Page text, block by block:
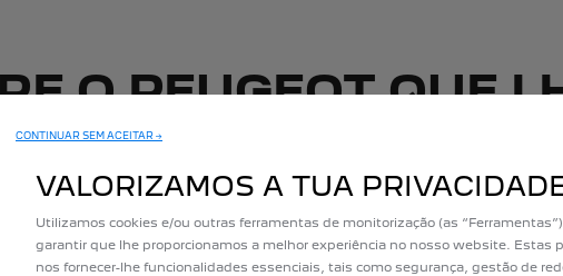
O PEUGEOT QUE
Descubra toda a gama e encomende online com facilidade.
CONTINUAR SEM ACEITAR →
VALORIZAMOS A TUA
Utilizamos cookies e/ou outras ferramentas de monitorização (as
garantir que lhe proporcionamos a melhor experiência no nosso website. Estas
nos fornecer-lhe funcionalidades essenciais, tais como segurança, gestão de